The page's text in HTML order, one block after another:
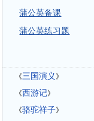
蒲公英备课
蒲公英练习题
《三国演义 》
《西游记》
《骆驼祥子》